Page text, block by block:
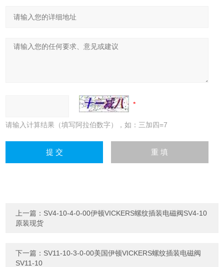
请输入计算结果（填写阿拉伯数字），如：三加四=7
上一篇： SV4-10-4-0-00伊顿VICKERS螺纹插装电磁阀SV4-10
原装现货
下一篇： SV11-10-3-0-00美国伊顿VICKERS螺纹插装电磁阀
SV11-10